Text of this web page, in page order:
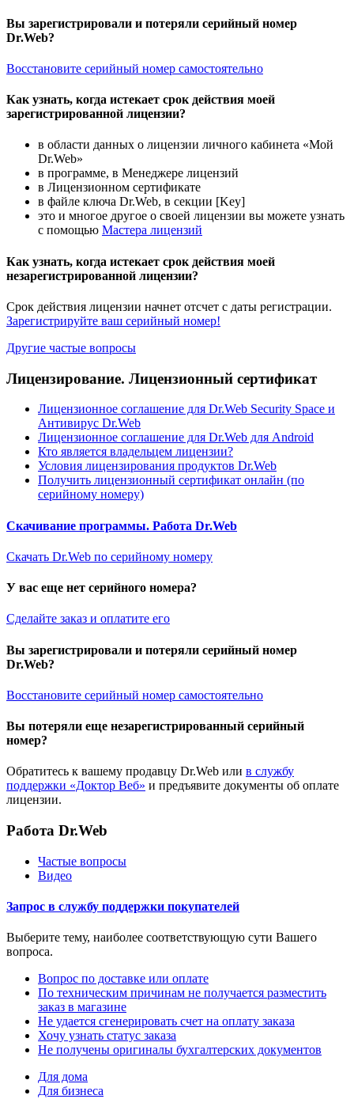
Вы зарегистрировали и потеряли серийный номер
Dr.Web?
Восстановите серийный номер самостоятельно
Как узнать, когда истекает срок действия моей
зарегистрированной лицензии?
в области данных о лицензии личного кабинета «Мой
Dr.Web»
в программе, в Менеджере лицензий
в Лицензионном сертификате
в файле ключа Dr.Web, в секции [Key]
это и многое другое о своей лицензии вы можете узнать
с помощью Мастера лицензий
Как узнать, когда истекает срок действия моей
незарегистрированной лицензии?
Срок действия лицензии начнет отсчет с даты регистрации.
Зарегистрируйте ваш серийный номер!
Другие частые вопросы
Лицензирование. Лицензионный сертификат
Лицензионное соглашение для Dr.Web Security Space и
Антивирус Dr.Web
Лицензионное соглашение для Dr.Web для Android
Кто является владельцем лицензии?
Условия лицензирования продуктов Dr.Web
Получить лицензионный сертификат онлайн (по
серийному номеру)
Скачивание программы. Работа Dr.Web
Скачать Dr.Web по серийному номеру
У вас еще нет серийного номера?
Сделайте заказ и оплатите его
Вы зарегистрировали и потеряли серийный номер
Dr.Web?
Восстановите серийный номер самостоятельно
Вы потеряли еще незарегистрированный серийный
номер?
Обратитесь к вашему продавцу Dr.Web или в службу
поддержки «Доктор Веб» и предъявите документы об оплате
лицензии.
Работа Dr.Web
Частые вопросы
Видео
Запрос в службу поддержки покупателей
Выберите тему, наиболее соответствующую сути Вашего
вопроса.
Вопрос по доставке или оплате
По техническим причинам не получается разместить
заказ в магазине
Не удается сгенерировать счет на оплату заказа
Хочу узнать статус заказа
Не получены оригиналы бухгалтерских документов
Для дома
Для бизнеса